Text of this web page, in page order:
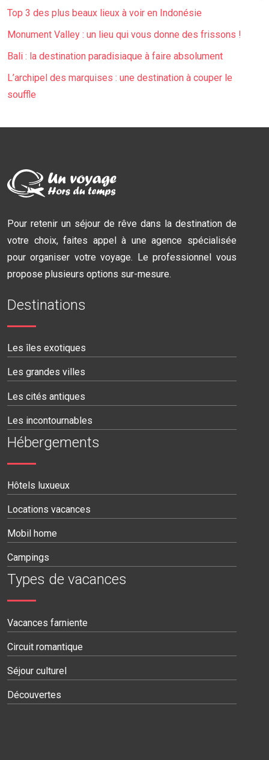
Top 3 des plus beaux lieux à voir en Indonésie
Monument Valley : un lieu qui vous donne des frissons !
Bali : la destination paradisiaque à faire absolument
L’archipel des marquises : une destination à couper le
souffle
Pour retenir un séjour de rêve dans la destination de
votre choix, faites appel à une agence spécialisée
pour organiser votre voyage. Le professionnel vous
propose plusieurs options sur-mesure.
Destinations
Les îles exotiques
Les grandes villes
Les cités antiques
Les incontournables
Hébergements
Hôtels luxueux
Locations vacances
Mobil home
Campings
Types de vacances
Vacances farniente
Circuit romantique
Séjour culturel
Découvertes